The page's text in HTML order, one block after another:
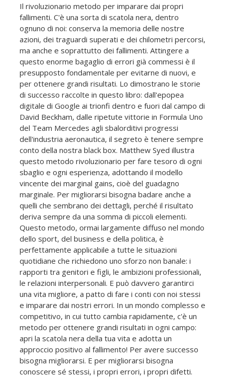
Il rivoluzionario metodo per imparare dai propri
fallimenti. C'è una sorta di scatola nera, dentro
ognuno di noi: conserva la memoria delle nostre
azioni, dei traguardi superati e dei chilometri percorsi,
ma anche e soprattutto dei fallimenti. Attingere a
questo enorme bagaglio di errori già commessi è il
presupposto fondamentale per evitarne di nuovi, e
per ottenere grandi risultati. Lo dimostrano le storie
di successo raccolte in questo libro: dall'epopea
digitale di Google ai trionfi dentro e fuori dal campo di
David Beckham, dalle ripetute vittorie in Formula Uno
del Team Mercedes agli sbalorditivi progressi
dell'industria aeronautica, il segreto è tenere sempre
conto della nostra black box. Matthew Syed illustra
questo metodo rivoluzionario per fare tesoro di ogni
sbaglio e ogni esperienza, adottando il modello
vincente dei marginal gains, cioè del guadagno
marginale. Per migliorarsi bisogna badare anche a
quelli che sembrano dei dettagli, perché il risultato
deriva sempre da una somma di piccoli elementi.
Questo metodo, ormai largamente diffuso nel mondo
dello sport, del business e della politica, è
perfettamente applicabile a tutte le situazioni
quotidiane che richiedono uno sforzo non banale: i
rapporti tra genitori e figli, le ambizioni professionali,
le relazioni interpersonali. E può davvero garantirci
una vita migliore, a patto di fare i conti con noi stessi
e imparare dai nostri errori. In un mondo complesso e
competitivo, in cui tutto cambia rapidamente, c'è un
metodo per ottenere grandi risultati in ogni campo:
apri la scatola nera della tua vita e adotta un
approccio positivo al fallimento! Per avere successo
bisogna migliorarsi. E per migliorarsi bisogna
conoscere sé stessi, i propri errori, i propri difetti.